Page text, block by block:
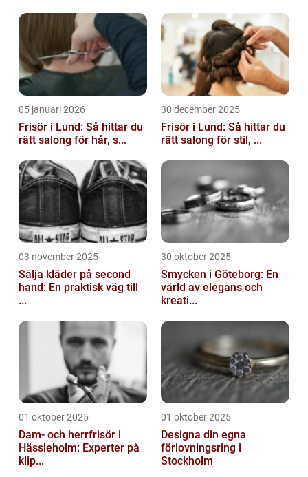
05 januari 2026
Frisör i Lund: Så hittar du
rätt salong för hår, s...
30 december 2025
Frisör i Lund: Så hittar du
rätt salong för stil, ...
03 november 2025
Sälja kläder på second
hand: En praktisk väg till
...
30 oktober 2025
Smycken i Göteborg: En
värld av elegans och
kreati...
01 oktober 2025
Dam- och herrfrisör i
Hässleholm: Experter på
klip...
01 oktober 2025
Designa din egna
förlovningsring i
Stockholm